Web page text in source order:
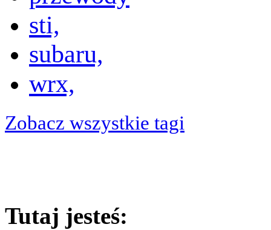
sti,
subaru,
wrx,
Zobacz wszystkie tagi
Tutaj jesteś: